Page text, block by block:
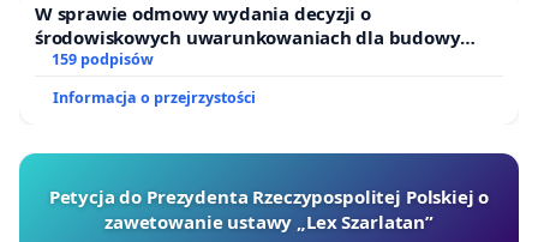
W sprawie odmowy wydania decyzji o
środowiskowych uwarunkowaniach dla budowy
zakładu wytwarzania biometanu „Krynki” w
Ostrowiu Południowym oraz ochrony mieszkańców i
Puszczy Knyszyńskiej
159 podpisów
Informacja o przejrzystości
Petycja do Prezydenta Rzeczypospolitej Polskiej o
zawetowanie ustawy „Lex Szarlatan”